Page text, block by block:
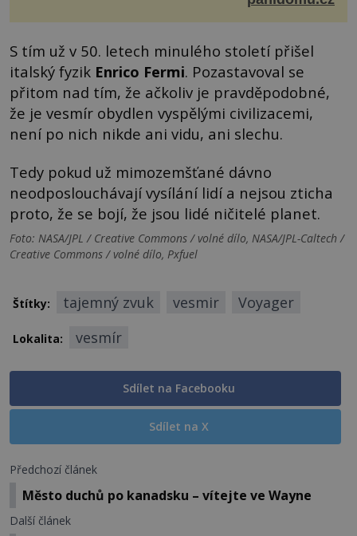
S tím už v 50. letech minulého století přišel
italský fyzik Enrico Fermi. Pozastavoval se
přitom nad tím, že ačkoliv je pravděpodobné,
že je vesmír obydlen vyspělými civilizacemi,
není po nich nikde ani vidu, ani slechu.
Tedy pokud už mimozemšťané dávno
neodposlouchávají vysílání lidí a nejsou zticha
proto, že se bojí, že jsou lidé ničitelé planet.
Foto: NASA/JPL / Creative Commons / volné dílo, NASA/JPL-Caltech /
Creative Commons / volné dílo, Pxfuel
Štítky: tajemný zvuk vesmir Voyager
Lokalita: vesmír
Sdílet na Facebooku
Sdílet na X
Předchozí článek
Město duchů po kanadsku – vítejte ve Wayne
Další článek